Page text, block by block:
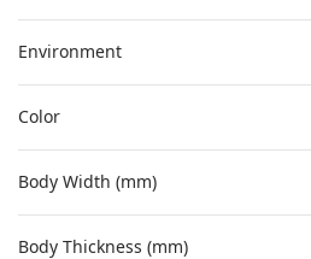
Environment
Color
Body Width (mm)
Body Thickness (mm)